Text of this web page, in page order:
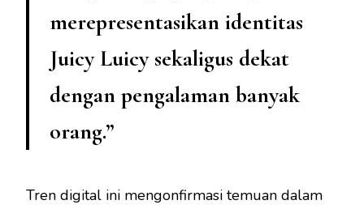
merepresentasikan identitas
Juicy Luicy sekaligus dekat
dengan pengalaman banyak
orang.”
Tren digital ini mengonfirmasi temuan dalam